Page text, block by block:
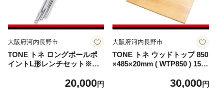
大阪府河内長野市
TONE トネ ロングボールポ
イントL形レンチセット※イ
トネ 15001-40000306｜工
20,000円
大阪府河内長野市
TONE トネ ウッドトップ 850
×485×20mm ( WTP850 ) 1500
動車 バイク DIY メンテナン
30,000円